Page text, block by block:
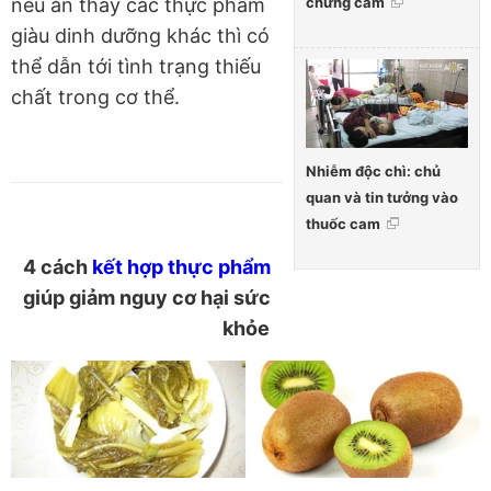
Nhiễm độc chì: chủ
quan và tin tưởng vào
thuốc cam
nếu ăn thay các thực phẩm
giàu dinh dưỡng khác thì có
thể dẫn tới tình trạng thiếu
chất trong cơ thể.
4 cách kết hợp thực phẩm
giúp giảm nguy cơ hại sức
khỏe